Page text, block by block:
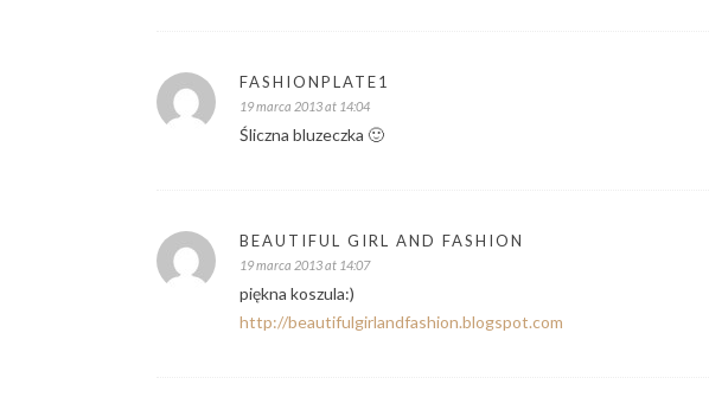
FASHIONPLATE1
19 marca 2013 at 14:04
Śliczna bluzeczka 🙂
BEAUTIFUL GIRL AND FASHION
19 marca 2013 at 14:07
piękna koszula:)
http://beautifulgirlandfashion.blogspot.com